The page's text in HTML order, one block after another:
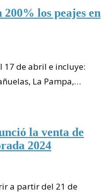
los peajes en
17 de abril e incluye:
La Pampa,…
la venta de
2024
a partir del 21 de